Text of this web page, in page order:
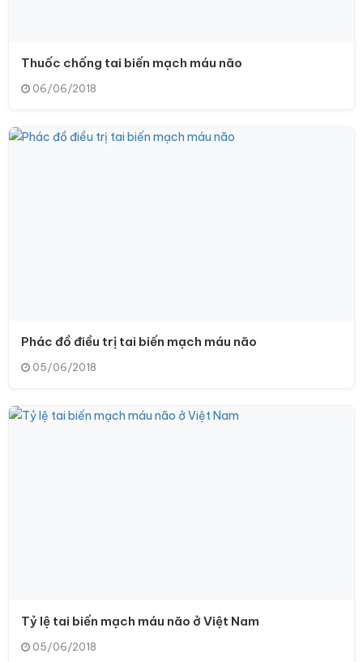
Thuốc chống tai biến mạch máu não
06/06/2018
Phác đồ điều trị tai biến mạch máu não
05/06/2018
Tỷ lệ tai biến mạch máu não ở Việt Nam
05/06/2018